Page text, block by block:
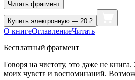
Читать фрагмент
Купить электронную — 20 ₽
О книгеОглавлениеЧитать
Бесплатный фрагмент
Говоря на чистоту, это даже не
моих чувств и воспоминаний.